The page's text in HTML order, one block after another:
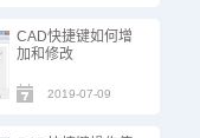
CAD快捷键如何增
加和修改
2019-07-09